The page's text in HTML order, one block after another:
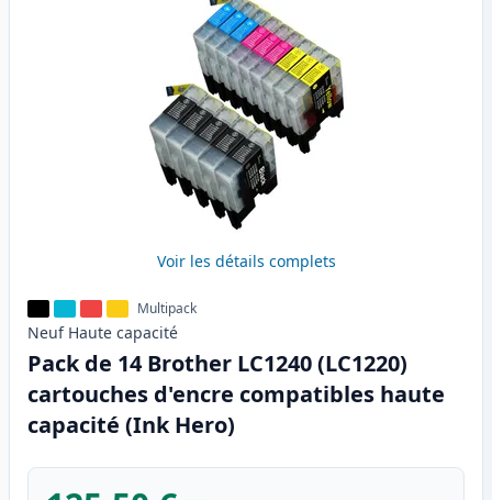
Voir les détails complets
Multipack
Neuf Haute capacité
Pack de 14 Brother LC1240 (LC1220)
cartouches d'encre compatibles haute
capacité (Ink Hero)